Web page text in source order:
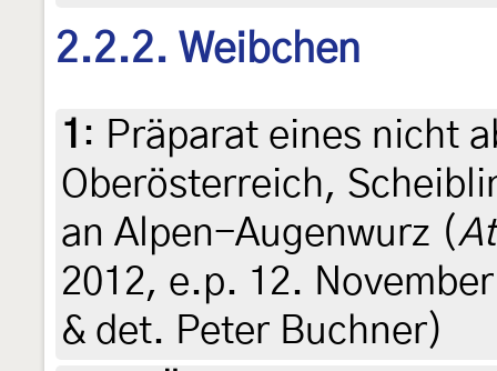
2.2.2. Weibchen
1 : Präparat eines nicht
Oberösterreich,
an Alpen-Augenwurz (
2012, e.p. 12.
& det. Peter Buchner)